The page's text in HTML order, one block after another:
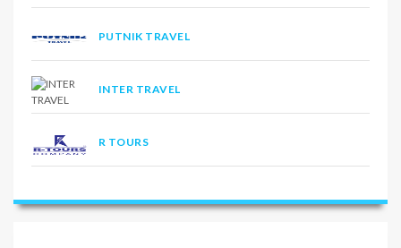
PUTNIK TRAVEL
INTER TRAVEL
R TOURS